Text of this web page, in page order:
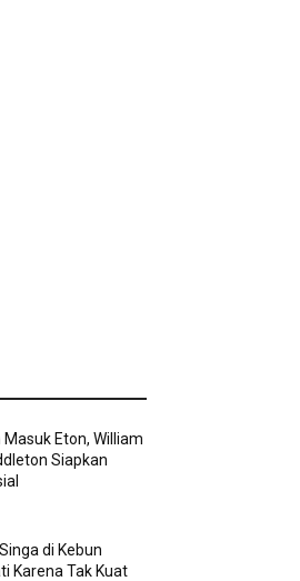
Eton, William
Siapkan
di Kebun
Karena Tak Kuat